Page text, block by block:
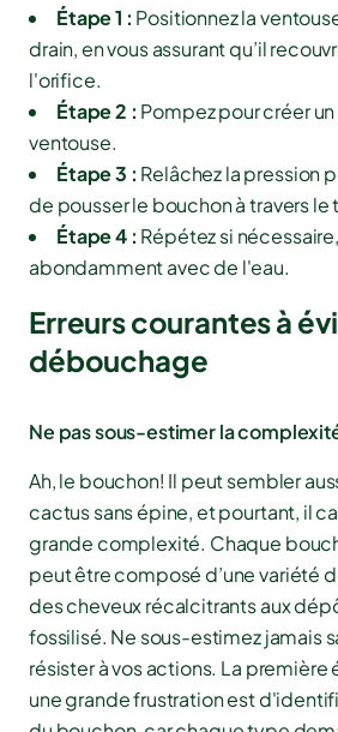
Étape 1 : Positionnez la
drain, en vous assurant qu’il
l'orifice.
Étape 2 : Pompez pour créer
ventouse.
Étape 3 : Relâchez la pression
de pousser le bouchon à travers le
Étape 4 : Répétez si
abondamment avec de l'eau.
Erreurs courantes à
débouchage
Ne pas sous-estimer la
Ah, le bouchon! Il peut sembler
cactus sans épine, et pourtant, il
grande complexité. Chaque
peut être composé d’une variété
des cheveux récalcitrants aux
fossilisé. Ne sous-estimez jamais
résister à vos actions. La
une grande frustration est